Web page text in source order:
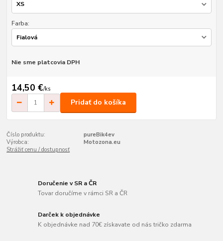
Farba:
Nie sme platcovia DPH
14,50 €/ks
Pridať do košíka
Číslo produktu:
pureBik4ev
Výrobca:
Motozona.eu
Strážiť cenu / dostupnosť
Doručenie v SR a ČR
Tovar doručíme v rámci SR a ČR
Darček k objednávke
K objednávke nad 70€ získavate od nás tričko zdarma